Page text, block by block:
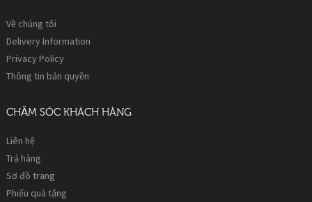
Về chúng tôi
Delivery Information
Privacy Policy
Thông tin bản quyền
CHĂM SÓC KHÁCH HÀNG
Liên hệ
Trả hàng
Sơ đồ trang
Phiếu quà tặng